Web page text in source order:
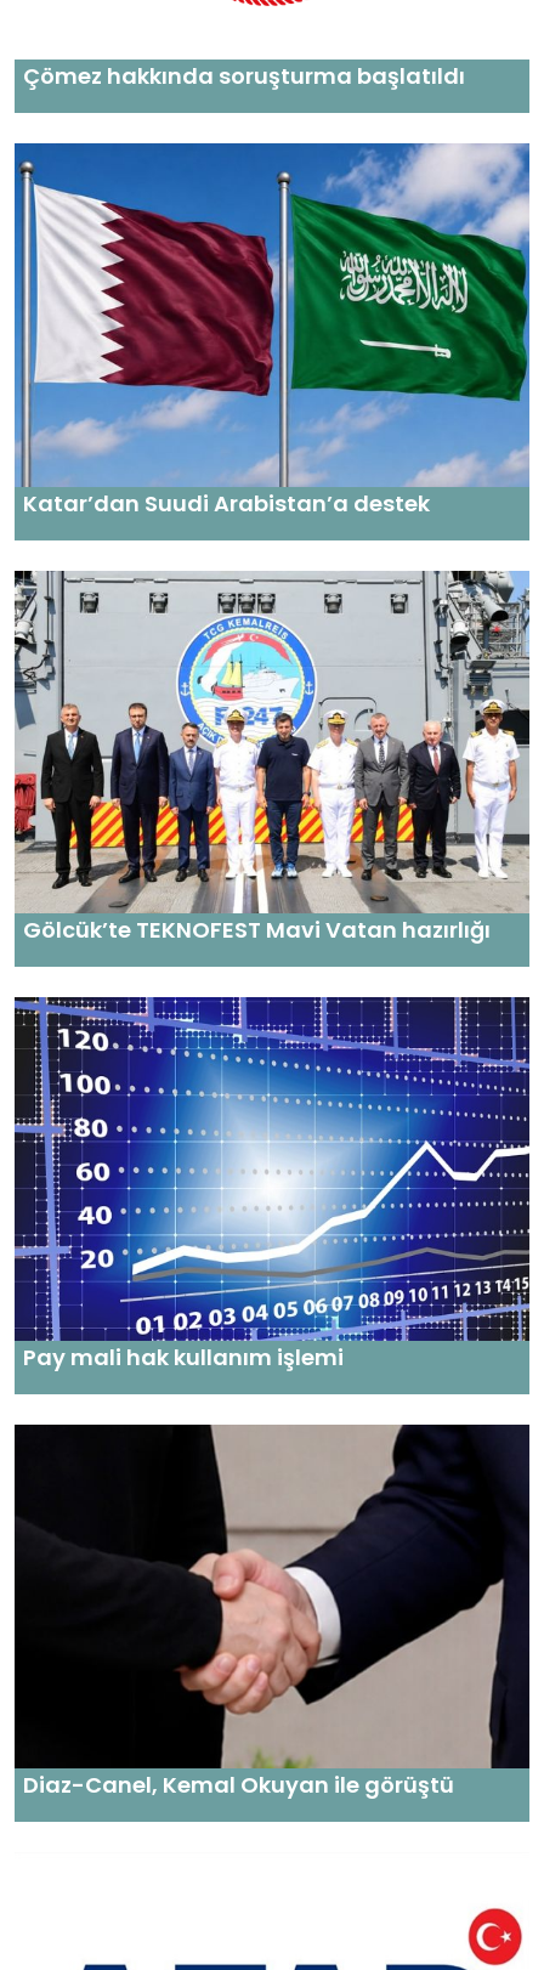
Çömez hakkında soruşturma başlatıldı
Katar’dan Suudi Arabistan’a destek
Gölcük’te TEKNOFEST Mavi Vatan hazırlığı
Pay mali hak kullanım işlemi
Diaz-Canel, Kemal Okuyan ile görüştü